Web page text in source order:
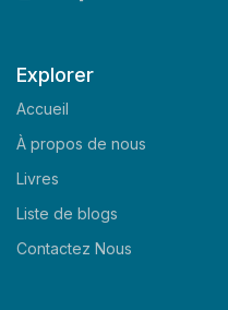
Explorer
Accueil
À propos de nous
Livres
Liste de blogs
Contactez Nous